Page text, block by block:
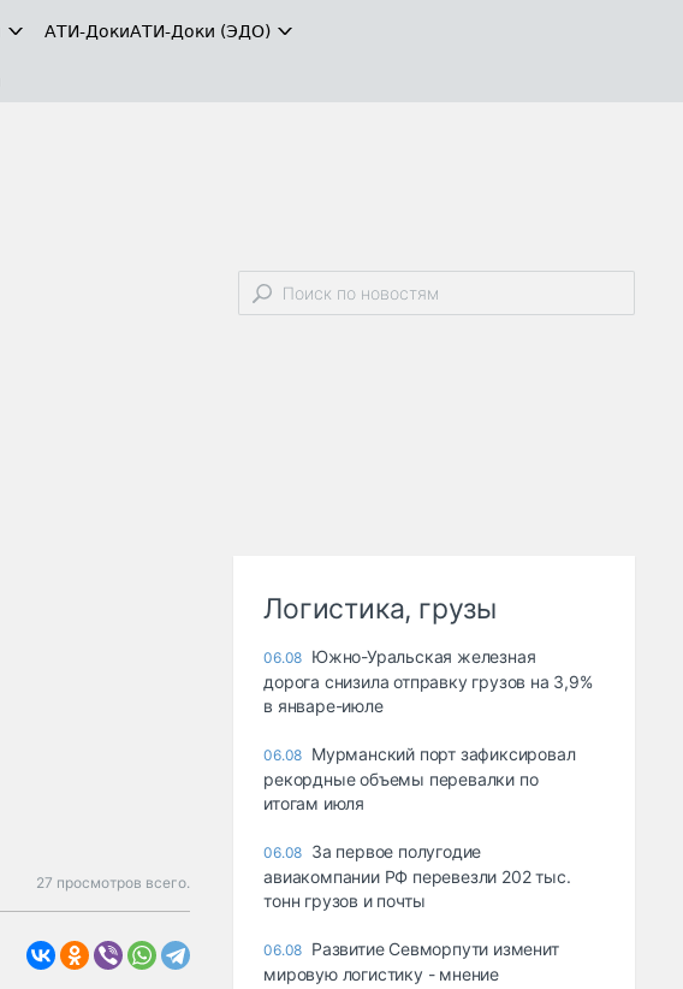
АТИ-ДокиАТИ-Доки (ЭДО)
27 просмотров всего.
Логистика, грузы
06.08 Южно-Уральская железная
дорога снизила отправку грузов на 3,9%
в январе-июле
06.08 Мурманский порт зафиксировал
рекордные объемы перевалки по
итогам июля
06.08 За первое полугодие
авиакомпании РФ перевезли 202 тыс.
тонн грузов и почты
06.08 Развитие Севморпути изменит
мировую логистику - мнение